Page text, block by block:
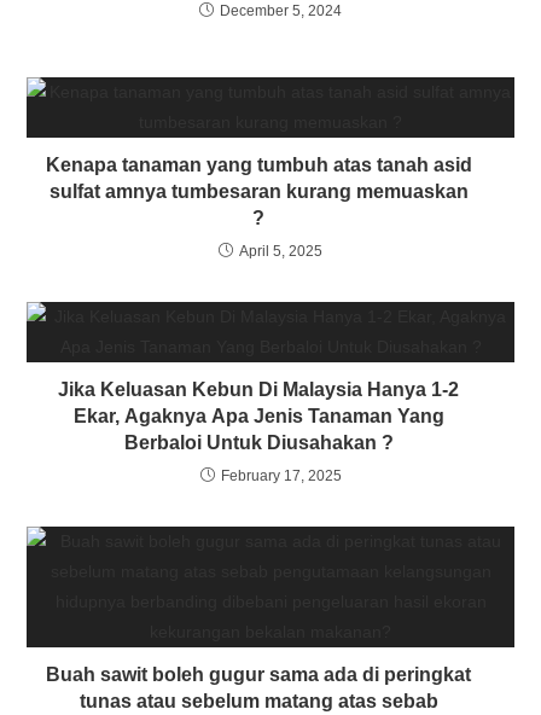
December 5, 2024
Kenapa tanaman yang tumbuh atas tanah asid
sulfat amnya tumbesaran kurang memuaskan
?
April 5, 2025
Jika Keluasan Kebun Di Malaysia Hanya 1-2
Ekar, Agaknya Apa Jenis Tanaman Yang
Berbaloi Untuk Diusahakan ?
February 17, 2025
Buah sawit boleh gugur sama ada di peringkat
tunas atau sebelum matang atas sebab